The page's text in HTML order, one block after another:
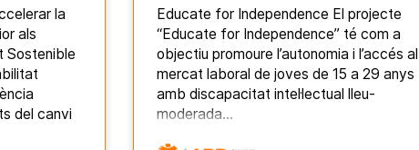
la
als
Sostenible
del canvi
Educate for Independence El projecte
“Educate for Independence” té com a
objectiu promoure l’autonomia i l’accés al
mercat laboral de joves de 15 a 29 anys
amb discapacitat intel·lectual lleu-
moderada…